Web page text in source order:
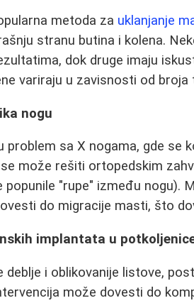
metoda za uklanjanje
stranu butina i kolena.
dok druge imaju
variraju u zavisnosti od
nogu
problem sa X nogama, gde se
može rešiti ortopedskim
popunile "rupe" između nogu).
do migracije masti, što
implantata u
deblje i oblikovanije listove,
može dovesti do